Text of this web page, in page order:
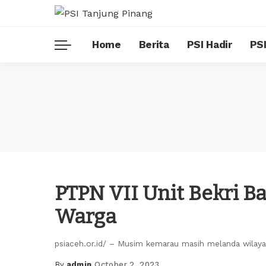
Home Berita PSI Hadir
PTPN VII Unit Bekri
Warga
psiaceh.or.id/ – Musim kemarau masih melanda